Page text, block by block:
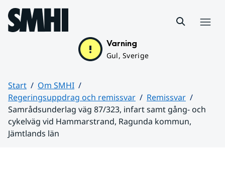
Hoppa till sidans innehåll
Varning
Gul, Sverige
Start
Om SMHI
Regeringsuppdrag och remissvar
Remissvar
Samrådsunderlag väg 87/323, infart samt gång- och
cykelväg vid Hammarstrand, Ragunda kommun,
Jämtlands län